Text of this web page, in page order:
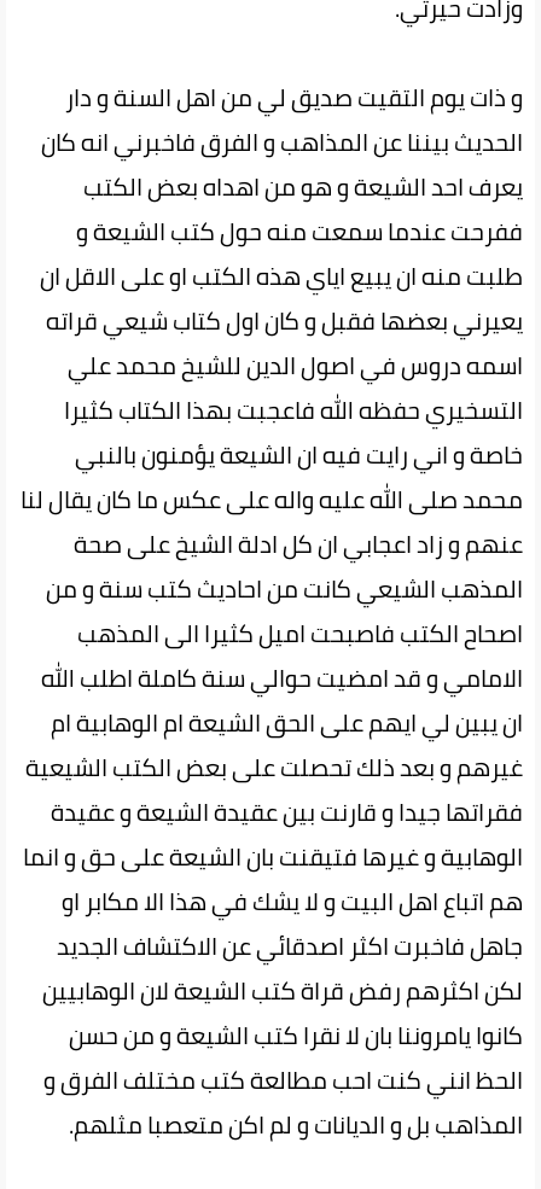
و ذات يوم التقيت صديق لي من اهل السنة و دار
الحديث بيننا عن المذاهب و الفرق فاخبرني انه كان
يعرف احد الشيعة و هو من اهداه بعض الكتب
ففرحت عندما سمعت منه حول كتب الشيعة و
طلبت منه ان يبيع اياي هذه الكتب او على الاقل ان
يعيرني بعضها فقبل و كان اول كتاب شيعي قراته
اسمه دروس في اصول الدين للشيخ محمد علي
التسخيري حفظه الله فاعجبت بهذا الكتاب كثيرا
خاصة و اني رايت فيه ان الشيعة يؤمنون بالنبي
محمد صلى الله عليه واله على عكس ما كان يقال لنا
عنهم و زاد اعجابي ان كل ادلة الشيخ على صحة
المذهب الشيعي كانت من احاديث كتب سنة و من
اصحاح الكتب فاصبحت اميل كثيرا الى المذهب
الامامي و قد امضيت حوالي سنة كاملة اطلب الله
ان يبين لي ايهم على الحق الشيعة ام الوهابية ام
غيرهم و بعد ذلك تحصلت على بعض الكتب الشيعية
فقراتها جيدا و قارنت بين عقيدة الشيعة و عقيدة
الوهابية و غيرها فتيقنت بان الشيعة على حق و انما
هم اتباع اهل البيت و لا يشك في هذا الا مكابر او
جاهل فاخبرت اكثر اصدقائي عن الاكتشاف الجديد
لكن اكثرهم رفض قراة كتب الشيعة لان الوهابيين
كانوا يامروننا بان لا نقرا كتب الشيعة و من حسن
الحظ انني كنت احب مطالعة كتب مختلف الفرق و
المذاهب بل و الديانات و لم اكن متعصبا مثلهم.